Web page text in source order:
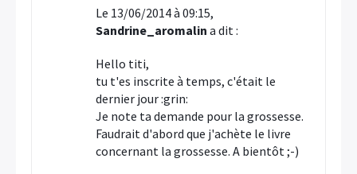
Le 13/06/2014 à 09:15,
Sandrine_aromalin a dit :
Hello titi,
tu t'es inscrite à temps, c'était le
dernier jour :grin:
Je note ta demande pour la grossesse.
Faudrait d'abord que j'achète le livre
concernant la grossesse. A bientôt ;-)